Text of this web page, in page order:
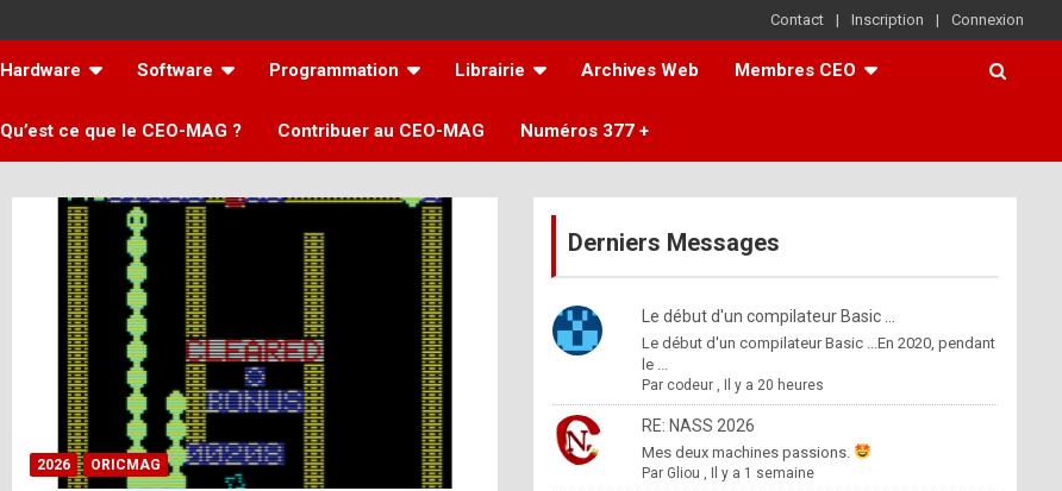
Contact Inscription Connexion
Hardware Software Programmation Librairie Archives Web Membres CEO
Qu’est ce que le CEO-MAG ? Contribuer au CEO-MAG Numéros 377 +
2026 ORICMAG
Derniers Messages
Le début d'un compilateur Basic ...
Le début d'un compilateur Basic ...En 2020, pendant
le ...
Par codeur, Il y a 20 heures
RE: NASS 2026
Mes deux machines passions.
Par Gliou , Il y a 1 semaine